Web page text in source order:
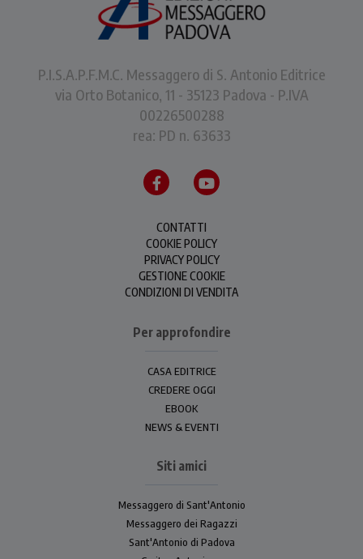
P.I.S.A.P.F.M.C. Messaggero di S. Antonio Editrice
via Orto Botanico, 11 - 35123 Padova - P.IVA
00226500288
rea: PD n. 63633
CONTATTI
COOKIE POLICY
PRIVACY POLICY
GESTIONE COOKIE
CONDIZIONI DI VENDITA
Per approfondire
CASA EDITRICE
CREDERE OGGI
EBOOK
NEWS & EVENTI
Siti amici
Messaggero di Sant'Antonio
Messaggero dei Ragazzi
Sant'Antonio di Padova